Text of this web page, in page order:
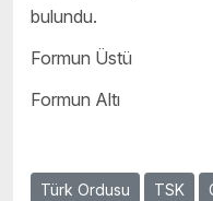
bulundu.
Formun Üstü
Formun Altı
Türk Ordusu TSK